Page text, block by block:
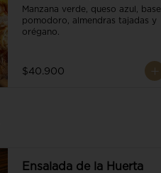
Manzana verde, queso azul, base
pomodoro, almendras tajadas y
orégano.
$40.900
Ensalada de la Huerta